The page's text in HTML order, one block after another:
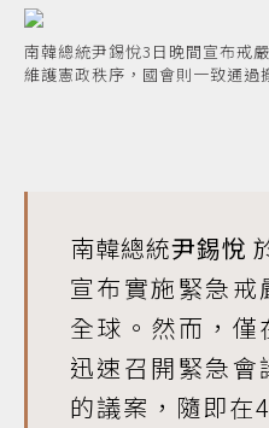
南韓總統尹錫悅3日晚間宣布戒
維護憲政秩序，國會則一致通過
南韓總統尹錫悅
宣布實施緊急戒
全球。然而，僅
迅速召開緊急會
的議案，隨即在